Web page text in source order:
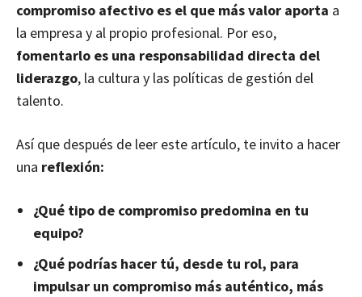
compromiso afectivo es el que más valor aporta a
la empresa y al propio profesional. Por eso,
fomentarlo es una responsabilidad directa del
liderazgo, la cultura y las políticas de gestión del
talento.
Así que después de leer este artículo, te invito a hacer
una reflexión:
¿Qué tipo de compromiso predomina en tu
equipo?
¿Qué podrías hacer tú, desde tu rol, para
impulsar un compromiso más auténtico, más